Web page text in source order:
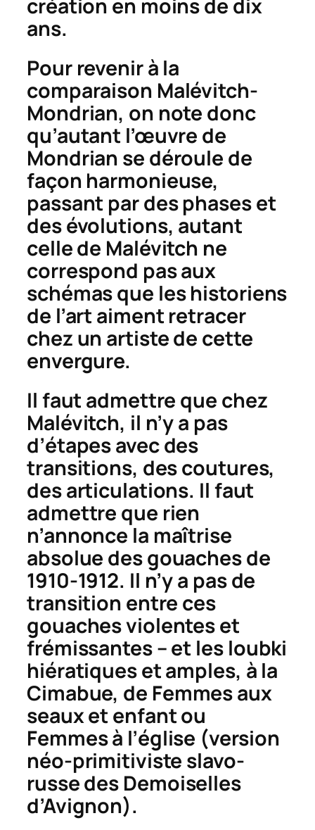
création en moins de dix
ans.
Pour revenir à la
comparaison Malévitch-
Mondrian, on note donc
qu’autant l’œuvre de
Mondrian se déroule de
façon harmonieuse,
passant par des phases et
des évolutions, autant
celle de Malévitch ne
correspond pas aux
schémas que les historiens
de l’art aiment retracer
chez un artiste de cette
envergure.
Il faut admettre que chez
Malévitch, il n’y a pas
d’étapes avec des
transitions, des coutures,
des articulations. Il faut
admettre que rien
n’annonce la maîtrise
absolue des gouaches de
1910-1912. Il n’y a pas de
transition entre ces
gouaches violentes et
frémissantes – et les loubki
hiératiques et amples, à la
Cimabue, de Femmes aux
seaux et enfantou
Femmes à l’église (version
néo-primitiviste slavo-
russe des Demoiselles
d’Avignon).